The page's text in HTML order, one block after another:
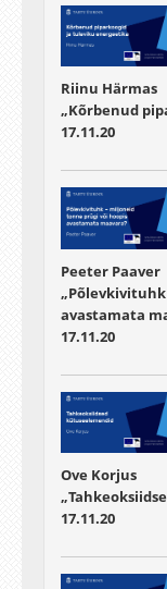
Riinu Härmas
„Kõrbenud
17.11.20
Peeter Paaver
avastamata
17.11.20
Ove Korjus
17.11.20